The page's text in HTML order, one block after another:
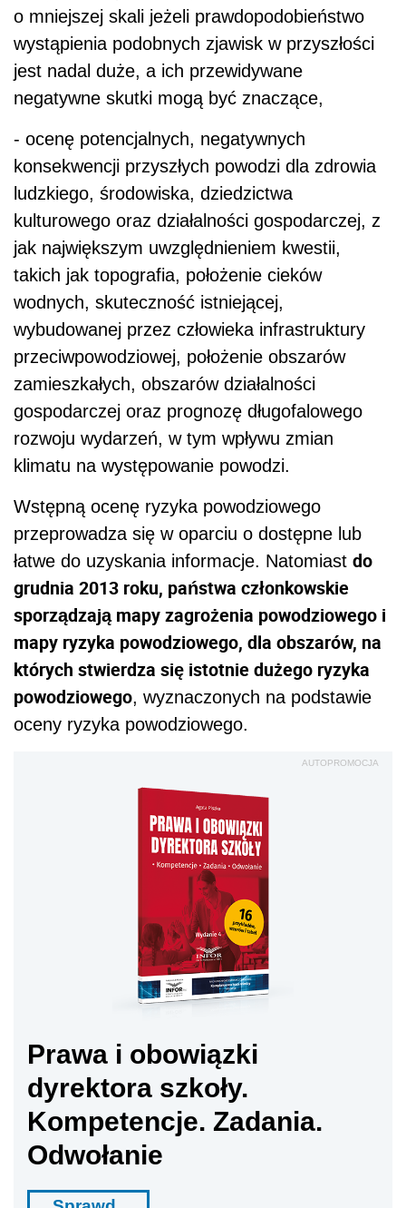
o mniejszej skali jeżeli prawdopodobieństwo
wystąpienia podobnych zjawisk w przyszłości
jest nadal duże, a ich przewidywane
negatywne skutki mogą być znaczące,
- ocenę potencjalnych, negatywnych
konsekwencji przyszłych powodzi dla zdrowia
ludzkiego, środowiska, dziedzictwa
kulturowego oraz działalności gospodarczej, z
jak największym uwzględnieniem kwestii,
takich jak topografia, położenie cieków
wodnych, skuteczność istniejącej,
wybudowanej przez człowieka infrastruktury
przeciwpowodziowej, położenie obszarów
zamieszkałych, obszarów działalności
gospodarczej oraz prognozę długofalowego
rozwoju wydarzeń, w tym wpływu zmian
klimatu na występowanie powodzi.
Wstępną ocenę ryzyka powodziowego
przeprowadza się w oparciu o dostępne lub
łatwe do uzyskania informacje. Natomiast do
grudnia 2013 roku, państwa członkowskie
sporządzają mapy zagrożenia powodziowego i
mapy ryzyka powodziowego, dla obszarów, na
których stwierdza się istotnie dużego ryzyka
powodziowego, wyznaczonych na podstawie
oceny ryzyka powodziowego.
AUTOPROMOCJA
Prawa i obowiązki
dyrektora szkoły.
Kompetencje. Zadania.
Odwołanie